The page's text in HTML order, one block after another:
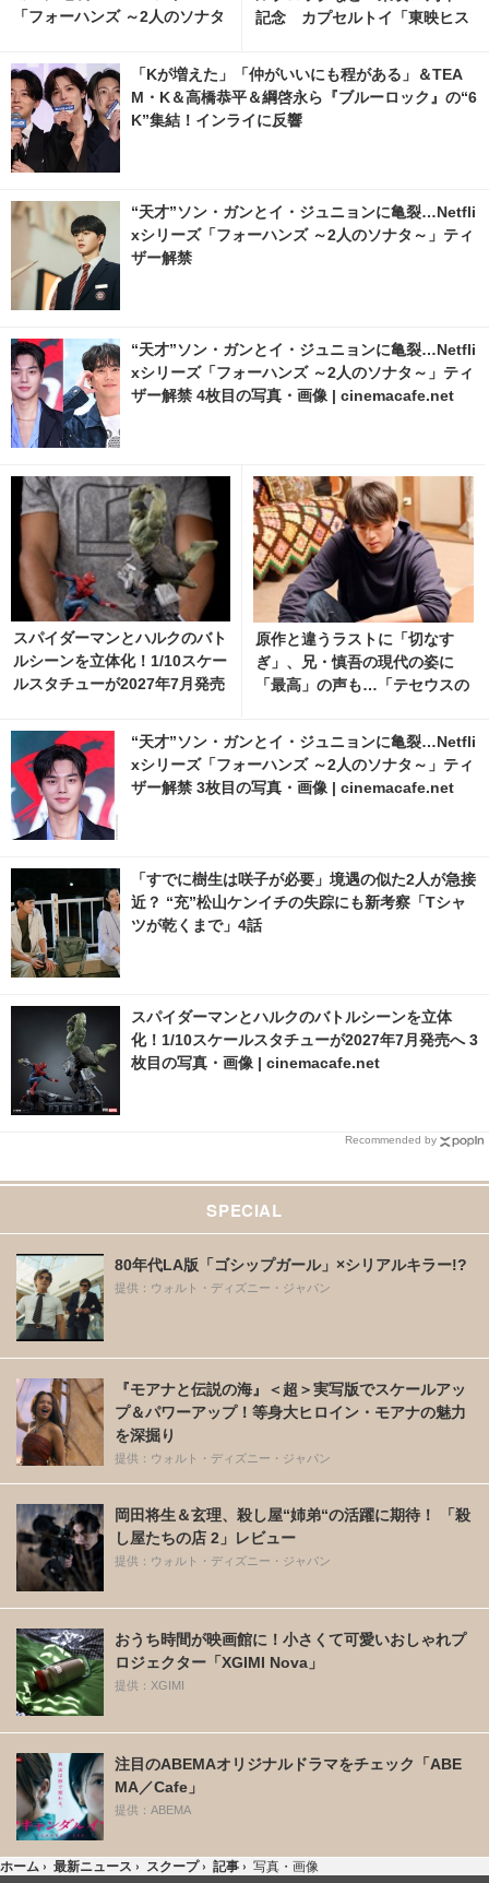
「フォーハンズ ～2人のソナタ
真・画像 | cinemacafe.net
記念 カプセルトイ「東映ヒス
8月発売
「Kが増えた」「仲がいいにも程がある」＆TEA
M・K＆高橋恭平＆綱啓永ら『ブルーロック』の“6
K”集結！インライに反響
“天才”ソン・ガンとイ・ジュニョンに亀裂…Netfli
xシリーズ「フォーハンズ ～2人のソナタ～」ティ
ザー解禁
“天才”ソン・ガンとイ・ジュニョンに亀裂…Netfli
xシリーズ「フォーハンズ ～2人のソナタ～」ティ
ザー解禁 4枚目の写真・画像 | cinemacafe.net
スパイダーマンとハルクのバト
ルシーンを立体化！1/10スケー
ルスタチューが2027年7月発売
acafe.net
原作と違うラストに「切なす
ぎ」、兄・慎吾の現代の姿に
「最高」の声も…「テセウスの
“天才”ソン・ガンとイ・ジュニョンに亀裂…Netfli
xシリーズ「フォーハンズ ～2人のソナタ～」ティ
ザー解禁 3枚目の写真・画像 | cinemacafe.net
「すでに樹生は咲子が必要」境遇の似た2人が急接
近？ “充”松山ケンイチの失踪にも新考察「Tシャ
ツが乾くまで」4話
スパイダーマンとハルクのバトルシーンを立体
化！1/10スケールスタチューが2027年7月発売へ 3
枚目の写真・画像 | cinemacafe.net
Recommended by
SPECIAL
80年代LA版「ゴシップガール」×シリアルキラー!?
提供：ウォルト・ディズニー・ジャパン
『モアナと伝説の海』＜超＞実写版でスケールアッ
プ＆パワーアップ！等身大ヒロイン・モアナの魅力
を深掘り
提供：ウォルト・ディズニー・ジャパン
岡田将生＆玄理、殺し屋“姉弟“の活躍に期待！ 「殺
し屋たちの店 2」レビュー
提供：ウォルト・ディズニー・ジャパン
おうち時間が映画館に！小さくて可愛いおしゃれプ
ロジェクター「XGIMI Nova」
提供：XGIMI
注目のABEMAオリジナルドラマをチェック「ABE
MA／Cafe」
提供：ABEMA
ホーム › 最新ニュース › スクープ › 記事 › 写真・画像